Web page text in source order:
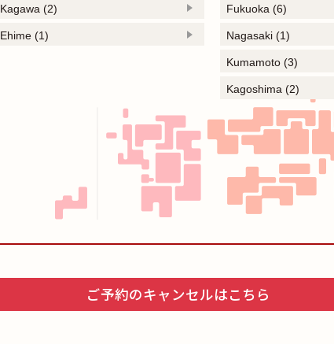
Kagawa (2)
Ehime (1)
Fukuoka (6)
Nagasaki (1)
Kumamoto (3)
Kagoshima (2)
ご予約のキャンセルはこちら